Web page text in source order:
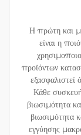
Η πρώτη και
είναι η
προϊόντων
εξασφαλιστεί
Κάθε συσκευή
βιωσιμότητα
βιωσιμότητα
εγγύησης